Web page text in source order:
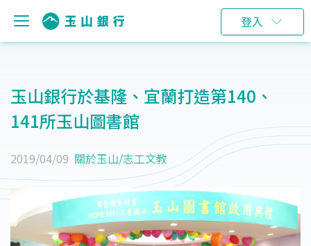
登入
玉山銀行於基隆、宜蘭打造第140、
141所玉山圖書館
2019/04/09 關於玉山/志工文教